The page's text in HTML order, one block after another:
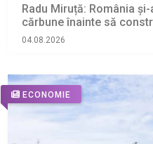
Radu Miruță: România
cărbune înainte să
04.08.2026
ECONOMIE